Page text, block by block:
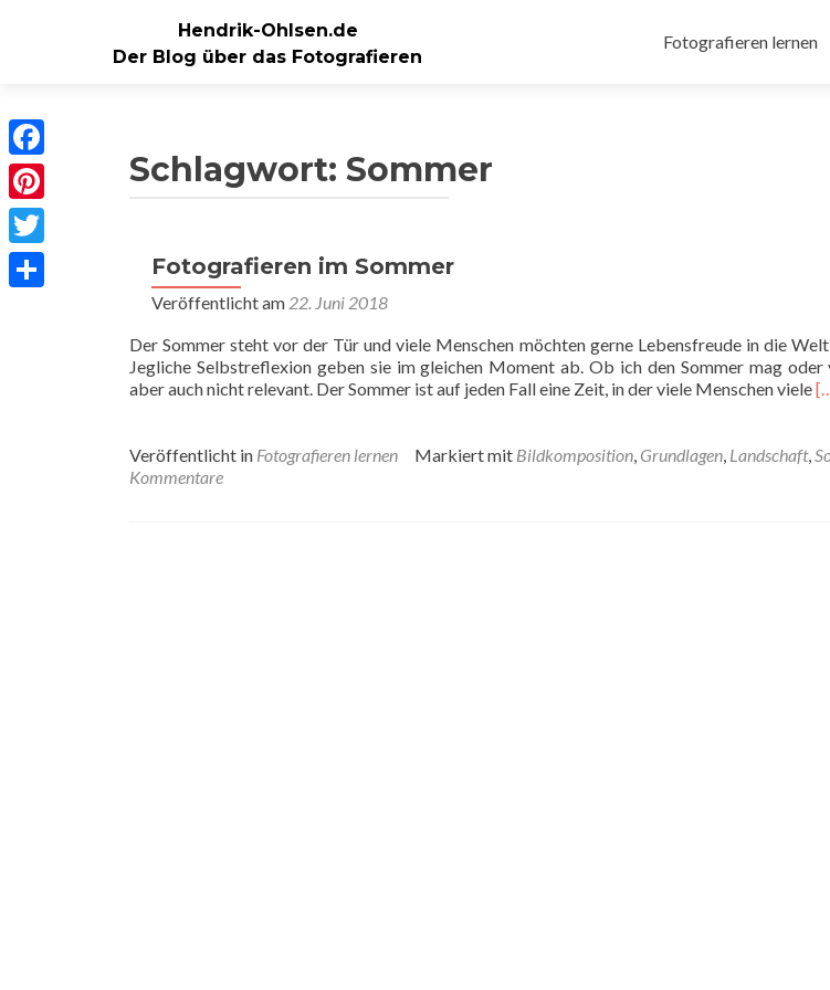
Hendrik-Ohlsen.de
Der Blog über das Fotografieren
Inhalt
Fotografieren lernen
Schlagwort: Sommer
Fotografieren im Sommer
Veröffentlicht am 22. Juni 2018
Der Sommer steht vor der Tür und viele Menschen möchten gerne Lebensfreude in die
Jegliche Selbstreflexion geben sie im gleichen Moment ab. Ob ich den Sommer mag
aber auch nicht relevant. Der Sommer ist auf jeden Fall eine Zeit, in der viele Menschen viele
Veröffentlicht in Fotografieren lernen Markiert mit Bildkomposition, Grundlagen, Landschaft,
Kommentare
Facebook
Pinterest
Twitter